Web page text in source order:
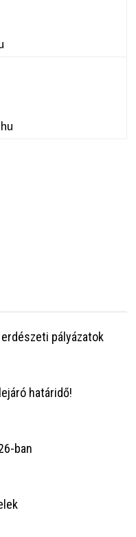
pályázatok
határidő!
ban